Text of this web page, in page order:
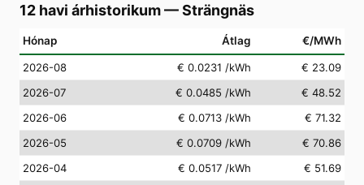
12 havi árhistorikum—Strängnäs
Hónap Átlag €/MWh
2026-08 € 0.0231 /kWh
€ 23.09
2026-07
€ 0.0485 /kWh
€ 48.52
2026-06
€ 0.0713 /kWh
€ 71.32
2026-05
€ 0.0709 /kWh
€ 70.86
2026-04
€ 0.0517 /kWh
€ 51.69